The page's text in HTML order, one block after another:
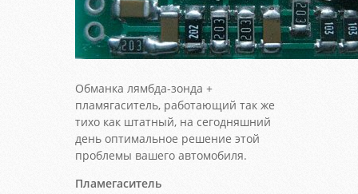
Обманка лямбда-зонда +
пламягаситель, работающий так же
тихо как штатный, на сегодняшний
день оптимальное решение этой
проблемы вашего автомобиля.
Пламегаситель